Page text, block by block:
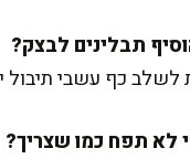
כף עשבי תיבול